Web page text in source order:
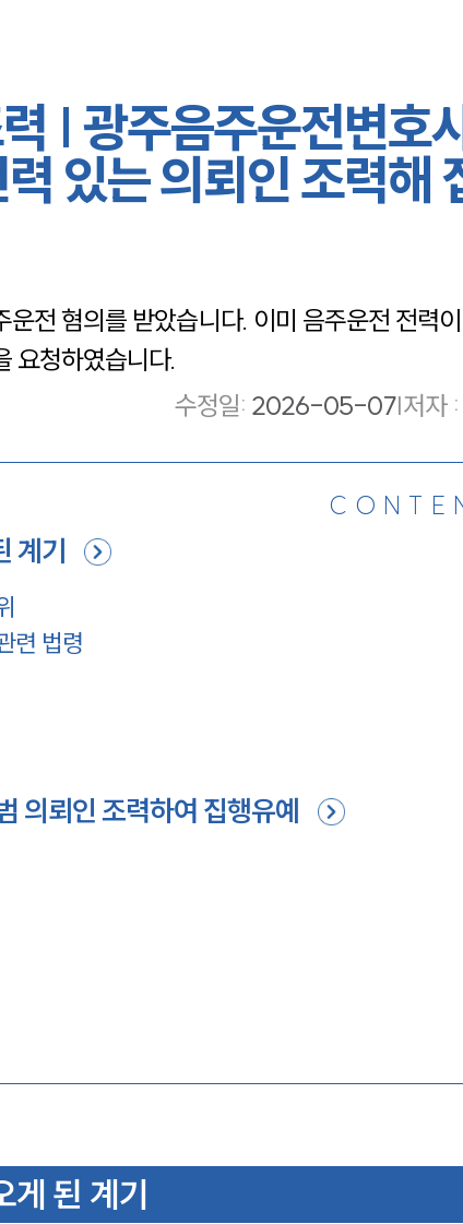
| 광주음주운전변호
있는 의뢰인 조력해
전 혐의를 받았습니다. 이미 음주운전 전력
요청하였습니다.
수정일: 2026-05-07|저자 :
계기
련 법령
의뢰인 조력하여 집행유예
게 된 계기